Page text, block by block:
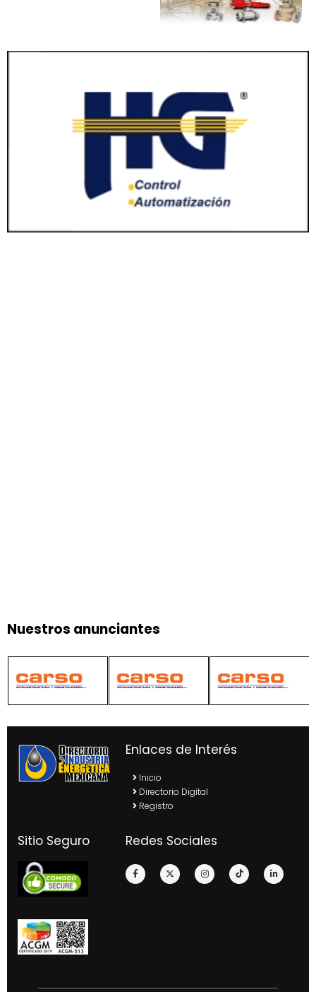
Nuestros anunciantes
Enlaces de Interés
Inicio
Directorio Digital
Registro
Sitio Seguro Redes Sociales